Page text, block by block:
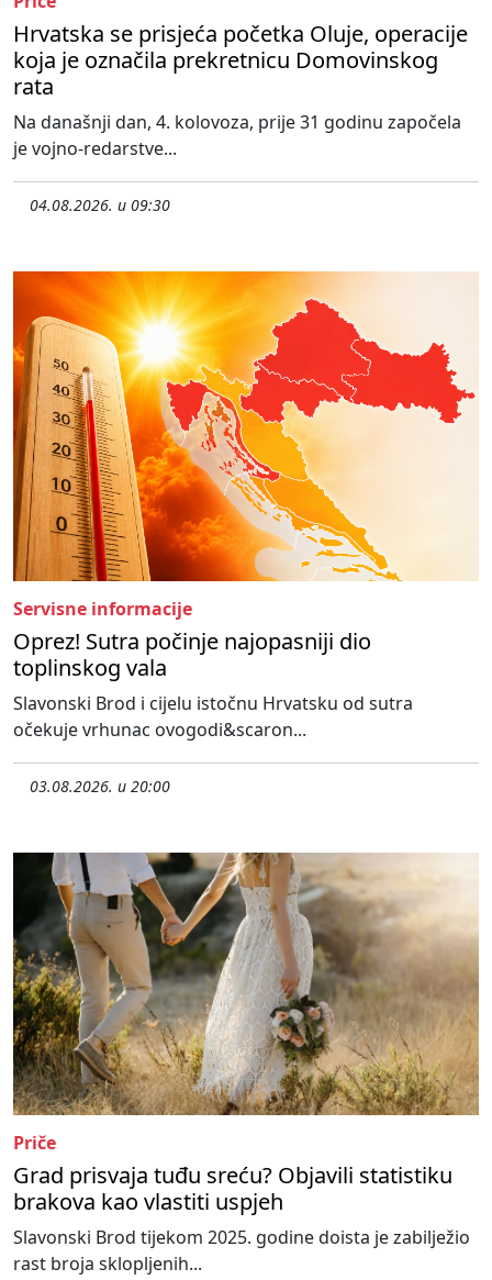
Hrvatska se prisjeća početka Oluje, operacije
koja je označila prekretnicu Domovinskog
rata
Na današnji dan, 4. kolovoza, prije 31 godinu započela
je vojno-redarstve...
04.08.2026. u 09:30
Servisne informacije
Oprez! Sutra počinje najopasniji dio
toplinskog vala
Slavonski Brod i cijelu istočnu Hrvatsku od sutra
očekuje vrhunac ovogodi&scaron...
03.08.2026. u 20:00
Priče
Grad prisvaja tuđu sreću? Objavili statistiku
brakova kao vlastiti uspjeh
Slavonski Brod tijekom 2025. godine doista je zabilježio
rast broja sklopljenih...